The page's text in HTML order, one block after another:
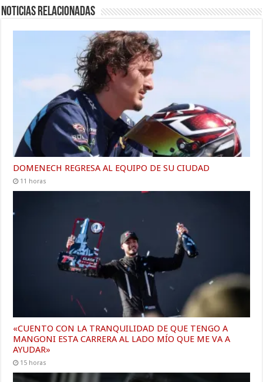
Noticias relacionadas
DOMENECH REGRESA AL EQUIPO DE SU CIUDAD
11 horas
«CUENTO CON LA TRANQUILIDAD DE QUE TENGO A
MANGONI ESTA CARRERA AL LADO MÍO QUE ME VA A
AYUDAR»
15 horas